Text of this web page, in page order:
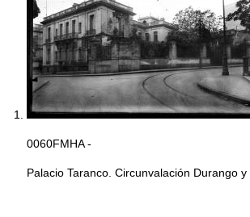
0060FMHA -
Palacio Taranco. Circunvalación Durango